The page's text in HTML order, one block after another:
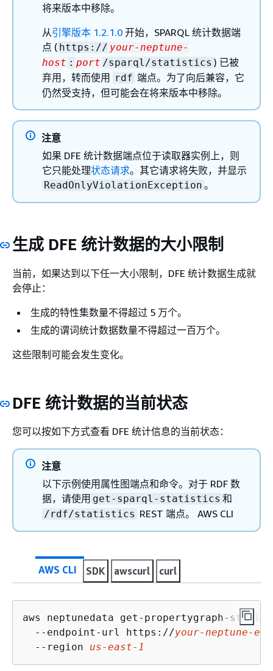
将来版本中移除。
从引擎版本 1.2.1.0 开始，SPARQL 统计数据端
点 ( https:// your-neptune-
host : port /sparql/statistics ) 已被
弃用，转而使用
rdf 端点。为了向后兼容，它
仍然受支持，但可能会在将来版本中移除。
注意
如果 DFE 统计数据端点位于读取器实例上，则
它只能处理状态请求。其它请求将失败，并显示
ReadOnlyViolationException 。
生成 DFE 统计数据的大小限制
当前，如果达到以下任一大小限制，DFE 统计数据生成就
会停止：
生成的特性集数量不得超过 5 万个。
生成的谓词统计数据数量不得超过一百万个。
这些限制可能会发生变化。
DFE 统计数据的当前状态
您可以按如下方式查看 DFE 统计信息的当前状态：
注意
以下示例使用属性图端点和命令。对于 RDF 数
据，请使用 get-sparql-statistics 和
/rdf/statistics REST 端点。 AWS CLI
AWS CLI SDK awscurl curl
aws neptunedata get-propertygraph-
  --endpoint-url https://
your-neptune-
  --region
us-east-1